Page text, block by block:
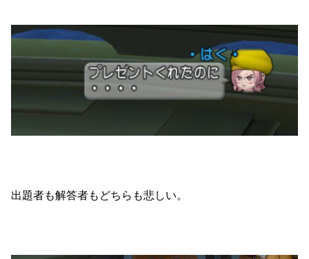
出題者も解答者もどちらも悲しい。